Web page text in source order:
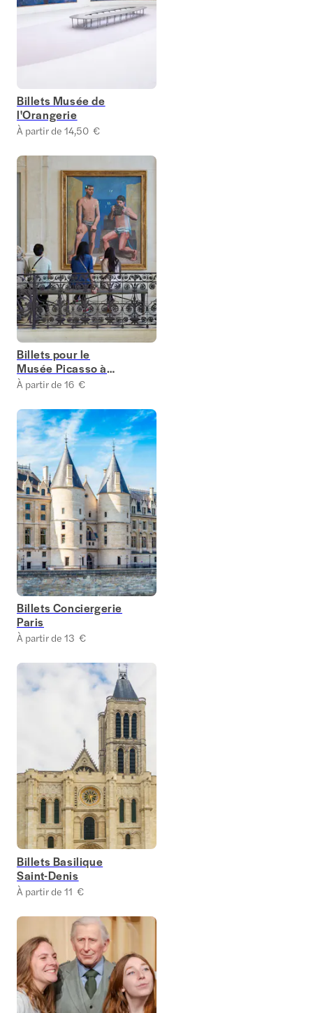
Billets Musée de
l'Orangerie
À partir de 14,50 €
Billets pour le
Musée Picasso à
Paris
À partir de 16 €
Billets Conciergerie
Paris
À partir de 13 €
Billets Basilique
Saint-Denis
À partir de 11 €